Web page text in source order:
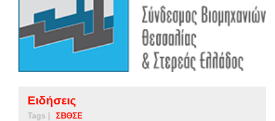
Ειδήσεις
Tags | ΣΒΘΣΕ